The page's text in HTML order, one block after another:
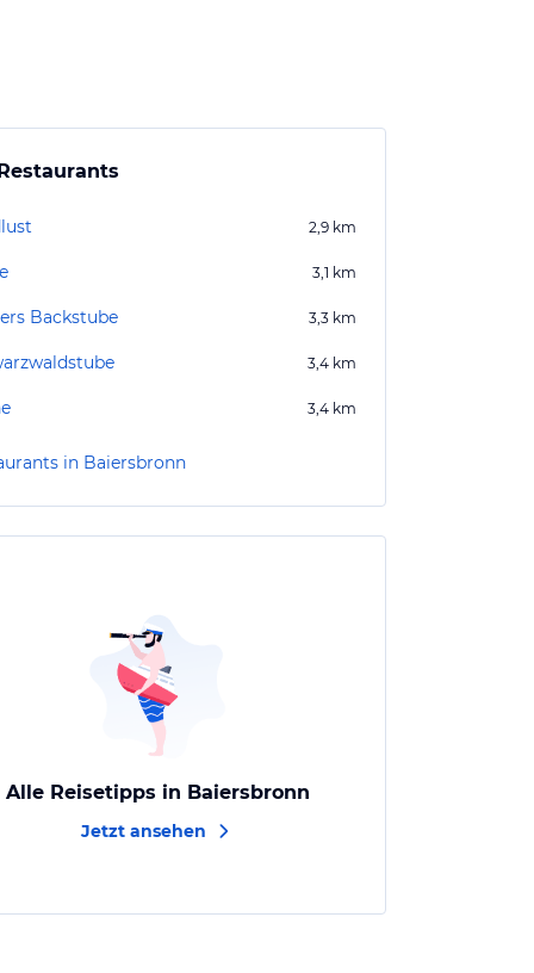
2,9 km
3,1 km
Backstube 3,3 km
3,4 km
3,4 km
in Baiersbronn
Alle Reisetipps in Baiersbronn
Jetzt ansehen